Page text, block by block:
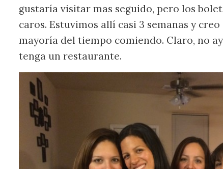
gustaría visitar mas seguido, pero los
caros. Estuvimos allí casi 3 semanas y creo
mayoría del tiempo comiendo. Claro, no
tenga un restaurante.